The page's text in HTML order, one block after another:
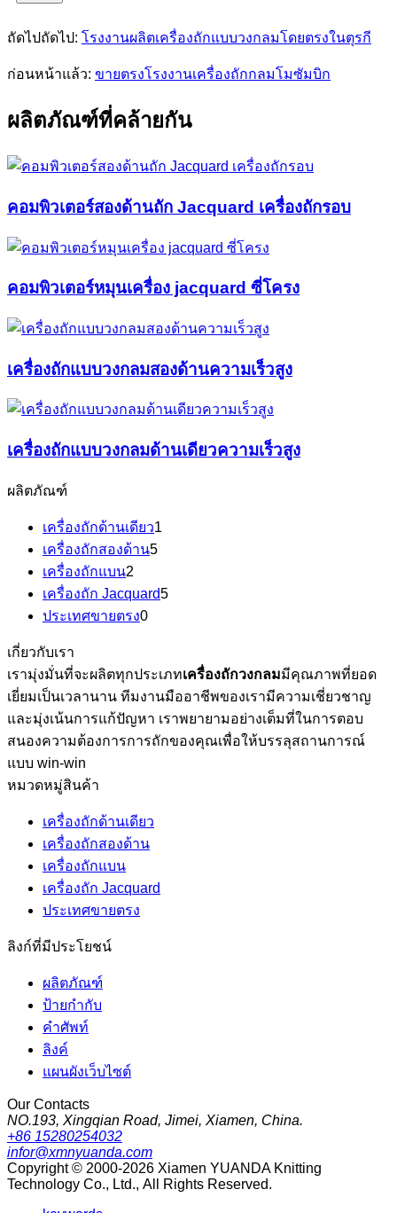
ถัดไปถัดไป: โรงงานผลิตเครื่องถักแบบวงกลมโดยตรงในตุรกี
ก่อนหน้าแล้ว: ขายตรงโรงงานเครื่องถักกลมโมซัมบิก
ผลิตภัณฑ์ที่คล้ายกัน
คอมพิวเตอร์สองด้านถัก Jacquard เครื่องถักรอบ
คอมพิวเตอร์หมุนเครื่อง jacquard ซี่โครง
เครื่องถักแบบวงกลมสองด้านความเร็วสูง
เครื่องถักแบบวงกลมด้านเดียวความเร็วสูง
ผลิตภัณฑ์
เครื่องถักด้านเดียว1
เครื่องถักสองด้าน5
เครื่องถักแบน2
เครื่องถัก Jacquard5
ประเทศขายตรง0
เกี่ยวกับเรา
เรามุ่งมั่นที่จะผลิตทุกประเภทเครื่องถักวงกลมมีคุณภาพที่ยอด
เยี่ยมเป็นเวลานาน ทีมงานมืออาชีพของเรามีความเชี่ยวชาญ
และมุ่งเน้นการแก้ปัญหา เราพยายามอย่างเต็มที่ในการตอบ
สนองความต้องการการถักของคุณเพื่อให้บรรลุสถานการณ์
แบบ win-win
หมวดหมู่สินค้า
เครื่องถักด้านเดียว
เครื่องถักสองด้าน
เครื่องถักแบน
เครื่องถัก Jacquard
ประเทศขายตรง
ลิงก์ที่มีประโยชน์
ผลิตภัณฑ์
ป้ายกำกับ
คำศัพท์
ลิงค์
แผนผังเว็บไซต์
Our Contacts
NO.193, Xingqian Road, Jimei, Xiamen, China.
+86 15280254032
infor@xmnyuanda.com
Copyright © 2000-2026 Xiamen YUANDA Knitting
Technology Co., Ltd., All Rights Reserved.